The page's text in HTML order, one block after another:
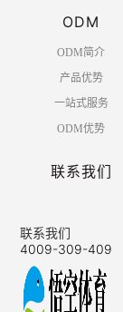
ODM
ODM简介
产品优势
一站式服务
ODM优势
联系我们
联系我们
4009-309-409